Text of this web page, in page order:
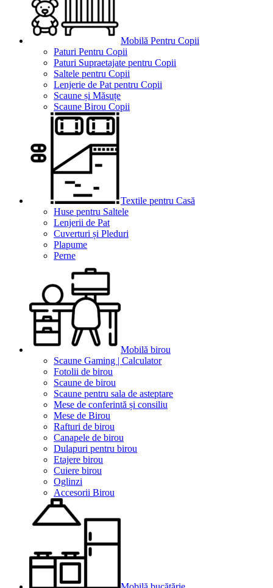
Mobilă Pentru Copii
Paturi Pentru Copii
Paturi Supraetajate pentru Copii
Saltele pentru Copii
Lenjerie de Pat pentru Copii
Scaune și Măsuțe
Scaune Birou Copii
Textile pentru Casă
Huse pentru Saltele
Lenjerii de Pat
Cuverturi și Pleduri
Plapume
Perne
Mobilă birou
Scaune Gaming | Calculator
Fotolii de birou
Scaune de birou
Scaune pentru sala de asteptare
Mese de conferintă și consiliu
Mese de Birou
Rafturi de birou
Canapele de birou
Dulapuri pentru birou
Etajere birou
Cuiere birou
Oglinzi
Accesorii Birou